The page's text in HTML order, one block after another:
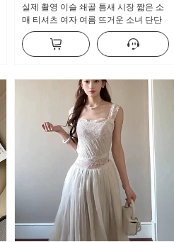
실제 촬영 이슬 쇄골 틈새 시장 짧은 소
매 티셔츠 여자 여름 뜨거운 소녀 단단
한 새로운 버튼 디자인 센스 짧은 단락
맨위